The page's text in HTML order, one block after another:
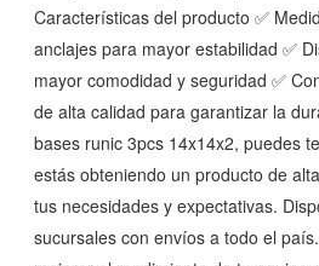
Características del producto ✅
anclajes para mayor estabilidad ✅
mayor comodidad y seguridad ✅
de alta calidad para garantizar la
bases runic 3pcs 14x14x2, puedes
estás obteniendo un producto de
tus necesidades y expectativas.
sucursales con envíos a todo el